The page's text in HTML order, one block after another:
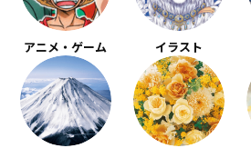
アニメ・ゲーム イラスト